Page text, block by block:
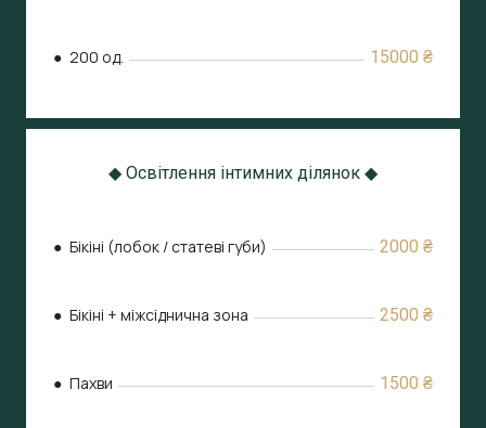
● 200 од. 15000 ₴
◆ Освітлення інтимних ділянок ◆
● Бікіні (лобок / статеві губи) 2000 ₴
● Бікіні + міжсіднична зона 2500 ₴
● Пахви 1500 ₴